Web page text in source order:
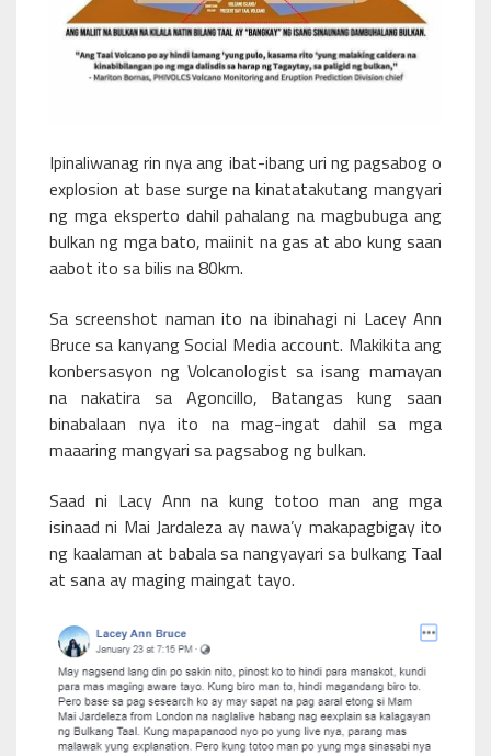
Ipinaliwanag rin nya ang ibat-ibang uri ng pagsabog o
explosion at base surge na kinatatakutang mangyari
ng mga eksperto dahil pahalang na magbubuga ang
bulkan ng mga bato, maiinit na gas at abo kung saan
aabot ito sa bilis na 80km.
Sa screenshot naman ito na ibinahagi ni Lacey Ann
Bruce sa kanyang Social Media account. Makikita ang
konbersasyon ng Volcanologist sa isang mamayan
na nakatira sa Agoncillo, Batangas kung saan
binabalaan nya ito na mag-ingat dahil sa mga
maaaring mangyari sa pagsabog ng bulkan.
Saad ni Lacy Ann na kung totoo man ang mga
isinaad ni Mai Jardaleza ay nawa’y makapagbigay ito
ng kaalaman at babala sa nangyayari sa bulkang Taal
at sana ay maging maingat tayo.